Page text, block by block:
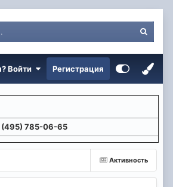
Войти Регистрация
(495) 785-06-65
Активность